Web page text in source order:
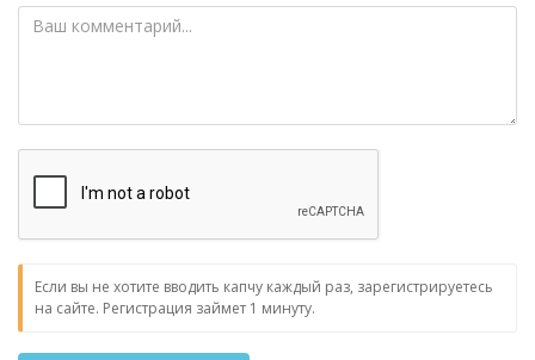
Если вы не хотите вводить капчу каждый раз, зарегистрируетесь
на сайте. Регистрация займет 1 минуту.